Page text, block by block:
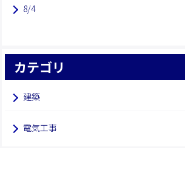
8/4
カテゴリ
建築
電気工事